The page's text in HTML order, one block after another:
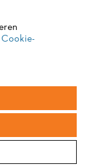
wir Ihnen, zu
Cookie-